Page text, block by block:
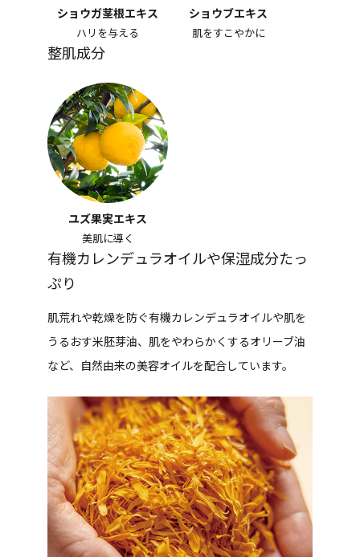
ショウガ茎根エキス
ハリを与える
ショウブエキス
肌をすこやかに
整肌成分
ユズ果実エキス
美肌に導く
有機カレンデュラオイルや保湿成分たっ
ぷり
肌荒れや乾燥を防ぐ有機カレンデュラオイルや肌を
うるおす米胚芽油、肌をやわらかくするオリーブ油
など、自然由来の美容オイルを配合しています。